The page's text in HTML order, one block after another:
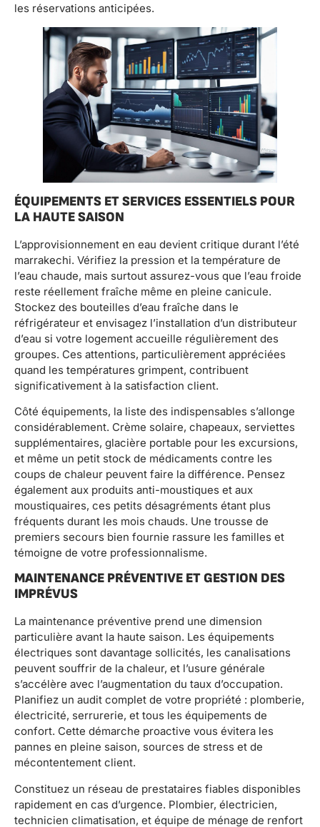
les réservations anticipées.
ÉQUIPEMENTS ET SERVICES ESSENTIELS POUR
LA HAUTE SAISON
L’approvisionnement en eau devient critique durant l’été
marrakechi. Vérifiez la pression et la température de
l’eau chaude, mais surtout assurez-vous que l’eau froide
reste réellement fraîche même en pleine canicule.
Stockez des bouteilles d’eau fraîche dans le
réfrigérateur et envisagez l’installation d’un distributeur
d’eau si votre logement accueille régulièrement des
groupes. Ces attentions, particulièrement appréciées
quand les températures grimpent, contribuent
significativement à la satisfaction client.
Côté équipements, la liste des indispensables s’allonge
considérablement. Crème solaire, chapeaux, serviettes
supplémentaires, glacière portable pour les excursions,
et même un petit stock de médicaments contre les
coups de chaleur peuvent faire la différence. Pensez
également aux produits anti-moustiques et aux
moustiquaires, ces petits désagréments étant plus
fréquents durant les mois chauds. Une trousse de
premiers secours bien fournie rassure les familles et
témoigne de votre professionnalisme.
MAINTENANCE PRÉVENTIVE ET GESTION DES
IMPRÉVUS
La maintenance préventive prend une dimension
particulière avant la haute saison. Les équipements
électriques sont davantage sollicités, les canalisations
peuvent souffrir de la chaleur, et l’usure générale
s’accélère avec l’augmentation du taux d’occupation.
Planifiez un audit complet de votre propriété : plomberie,
électricité, serrurerie, et tous les équipements de
confort. Cette démarche proactive vous évitera les
pannes en pleine saison, sources de stress et de
mécontentement client.
Constituez un réseau de prestataires fiables disponibles
rapidement en cas d’urgence. Plombier, électricien,
technicien climatisation, et équipe de ménage de renfort